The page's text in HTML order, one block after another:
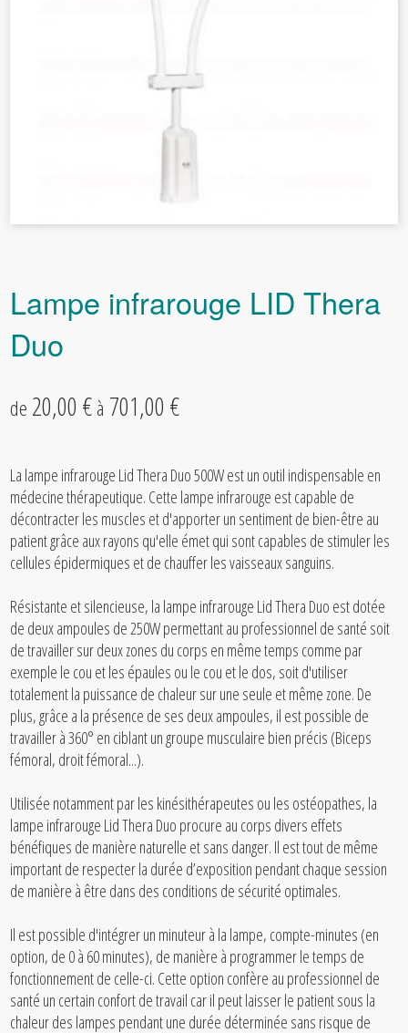
Lampe infrarouge LID Thera
Duo
de 20,00 €à 701,00 €
La lampe infrarouge Lid Thera Duo 500W est un outil indispensable en
médecine thérapeutique. Cette lampe infrarouge est capable de
décontracter les muscles et d'apporter un sentiment de bien-être au
patient grâce aux rayons qu'elle émet qui sont capables de stimuler les
cellules épidermiques et de chauffer les vaisseaux sanguins.
Résistante et silencieuse, la lampe infrarouge Lid Thera Duo est dotée
de deux ampoules de 250W permettant au professionnel de santé soit
de travailler sur deux zones du corps en même temps comme par
exemple le cou et les épaules ou le cou et le dos, soit d'utiliser
totalement la puissance de chaleur sur une seule et même zone. De
plus, grâce a la présence de ses deux ampoules, il est possible de
travailler à 360° en ciblant un groupe musculaire bien précis (Biceps
fémoral, droit fémoral...).
Utilisée notamment par les kinésithérapeutes ou les ostéopathes, la
lampe infrarouge Lid Thera Duo procure au corps divers effets
bénéfiques de manière naturelle et sans danger. Il est tout de même
important de respecter la durée d’exposition pendant chaque session
de manière à être dans des conditions de sécurité optimales.
Il est possible d'intégrer un minuteur à la lampe, compte-minutes (en
option, de 0 à 60 minutes), de manière à programmer le temps de
fonctionnement de celle-ci. Cette option confère au professionnel de
santé un certain confort de travail car il peut laisser le patient sous la
chaleur des lampes pendant une durée déterminée sans risque de